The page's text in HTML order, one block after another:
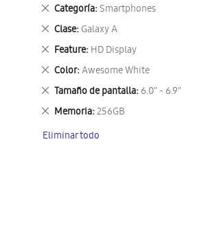
Categoría Smartphones
Eliminar
este
artículo
Clase Galaxy A
Eliminar
este
artículo
Feature HD Display
Eliminar
este
artículo
Color Awesome White
Eliminar
este
artículo
Tamaño de pantalla 6.0" - 6.9"
Eliminar
este
artículo
Memoria 256GB
Eliminar
artículo
Eliminar todo